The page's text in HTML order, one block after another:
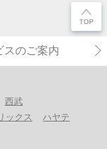
スのご案内
西武
ックス
ハヤテ